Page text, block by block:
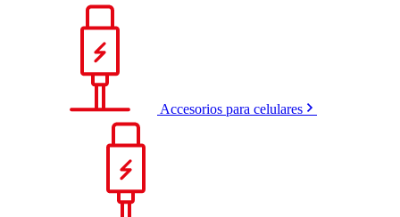
Accesorios para celulares